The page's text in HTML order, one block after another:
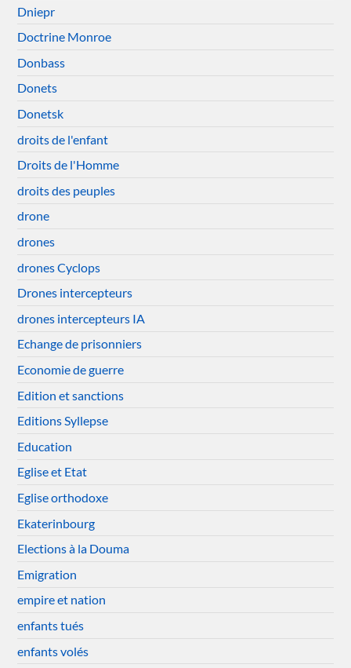
Dniepr
Doctrine Monroe
Donbass
Donets
Donetsk
droits de l'enfant
Droits de l'Homme
droits des peuples
drone
drones
drones Cyclops
Drones intercepteurs
drones intercepteurs IA
Echange de prisonniers
Economie de guerre
Edition et sanctions
Editions Syllepse
Education
Eglise et Etat
Eglise orthodoxe
Ekaterinbourg
Elections à la Douma
Emigration
empire et nation
enfants tués
enfants volés